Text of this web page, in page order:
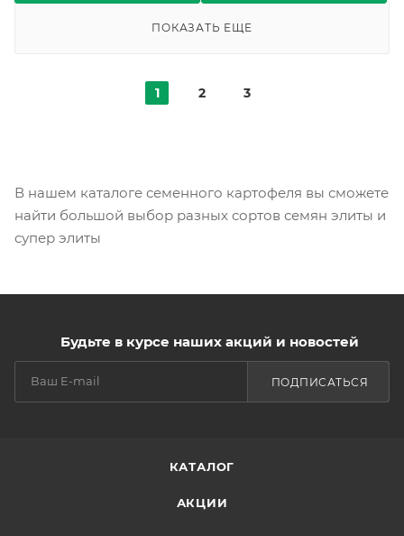
ПОКАЗАТЬ ЕЩЕ
1 2 3
В нашем каталоге семенного картофеля вы сможете
найти большой выбор разных сортов семян элиты и
супер элиты
Будьте в курсе наших акций и новостей
ПОДПИСАТЬСЯ
КАТАЛОГ
АКЦИИ